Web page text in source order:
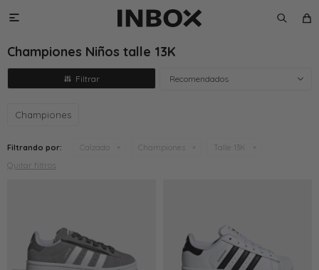

Championes Niños talle 13K
Recomendados
Championes
Filtrando por: Calzado Championes Talle 13K
Quitar filtros